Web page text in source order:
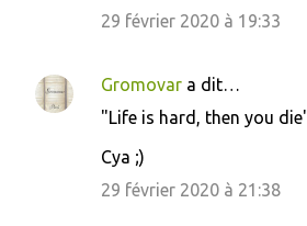
t
29 février 2020 à 19:33
Gromovar a dit…
"Life is hard, then you
Cya ;)
29 février 2020 à 21:38